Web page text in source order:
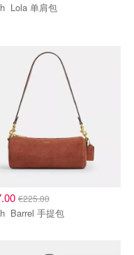
Coach Lola 单肩包
€225.00
Coach Barrel 手提包